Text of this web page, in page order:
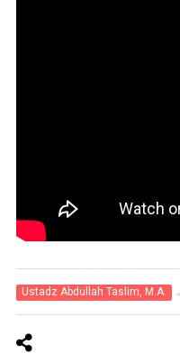
Ustadz Abdullah Taslim, M.A.